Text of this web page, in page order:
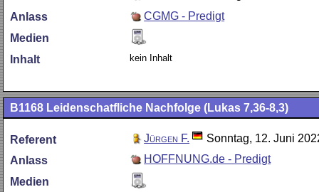
Anlass
CGMG - Predigt
Medien
Inhalt
kein Inhalt
B1168 Leidenschatfliche Nachfolge (Lukas 7,36-8,3)
Referent Jürgen F.
Sonntag, 12. Juni
Anlass
HOFFNUNG.de - Predigt
Medien